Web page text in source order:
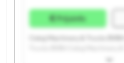
Prijsinfo
Machinery & Trucks BVBA